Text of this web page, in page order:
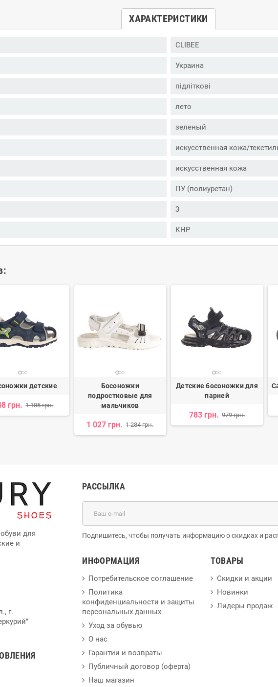
ХАРАКТЕРИСТИКИ
CLIBEE
Украина
підліткові
лето
зеленый
искусственная кожа/
искусственная кожа
ПУ (полиуретан)
3
КНР
детские
грн. 1 185 грн.
Босоножки
подростковые для
мальчиков
1 027 грн. 1 284 грн.
Детские босоножки для
парней
783 грн. 979 грн.
для
и
г.
РАССЫЛКА
Подпишитесь, чтобы получать информацию о скидках и
ИНФОРМАЦИЯ
Потребительское соглашение
Политика
конфиденциальности и защиты
персональных данных
Уход за обувью
О нас
Гарантии и возвраты
Публичный договор (оферта)
Наш магазин
ТОВАРЫ
Скидки и акции
Новинки
Лидеры продаж